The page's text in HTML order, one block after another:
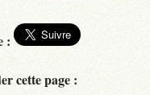
:
cette page :